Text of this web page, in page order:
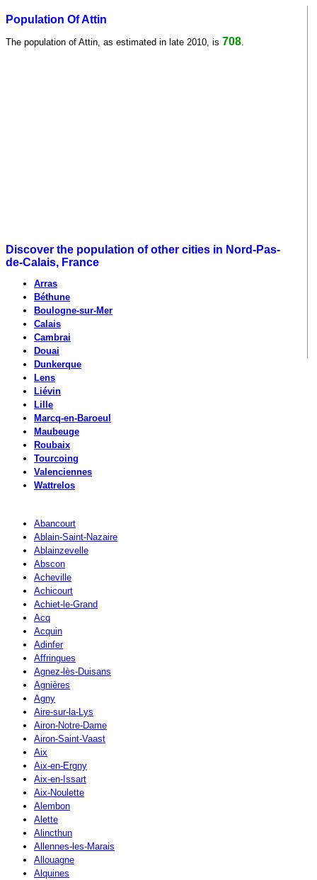
Population Of Attin
The population of Attin, as estimated in late 2010, is 708
Discover the population of other cities in Nord-Pas-
de-Calais, France
Arras
Béthune
Boulogne-sur-Mer
Calais
Cambrai
Douai
Dunkerque
Lens
Liévin
Lille
Marcq-en-Baroeul
Maubeuge
Roubaix
Tourcoing
Valenciennes
Wattrelos
Abancourt
Ablain-Saint-Nazaire
Ablainzevelle
Abscon
Acheville
Achicourt
Achiet-le-Grand
Acq
Acquin
Adinfer
Affringues
Agnez-lès-Duisans
Agnières
Agny
Aire-sur-la-Lys
Airon-Notre-Dame
Airon-Saint-Vaast
Aix
Aix-en-Ergny
Aix-en-Issart
Aix-Noulette
Alembon
Alette
Alincthun
Allennes-les-Marais
Allouagne
Alquines